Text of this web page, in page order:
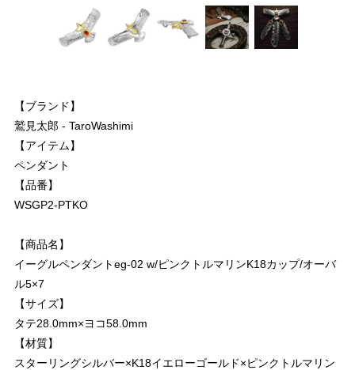
【ブランド】
鷲見太郎 - TaroWashimi
【アイテム】
ペンダント
【品番】
WSGP2-PTKO
【商品名】
イーグルペンダントeg-02 w/ピンクトルマリンK18カップ/オーバ
ル5×7
【サイズ】
タテ28.0mm×ヨコ58.0mm
【材質】
スターリングシルバー×K18イエローゴールド×ピンクトルマリン